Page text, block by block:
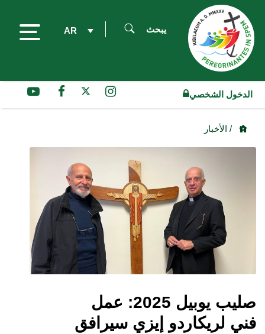
AR يبحث
الدخول الشخصي
/ الأخبار
صليب يوبيل 2025: عمل
فني لريكاردو إيزي سيرافق